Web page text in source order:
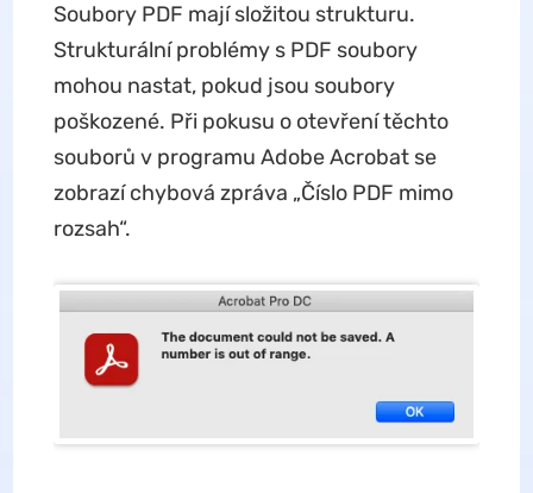
Soubory PDF mají složitou strukturu.
Strukturální problémy s PDF soubory
mohou nastat, pokud jsou soubory
poškozené. Při pokusu o otevření těchto
souborů v programu Adobe Acrobat se
zobrazí chybová zpráva „Číslo PDF mimo
rozsah“.